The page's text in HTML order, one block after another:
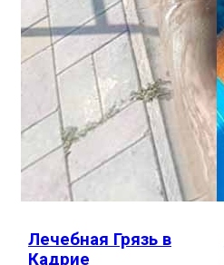
Лечебная Грязь в
Кадрие